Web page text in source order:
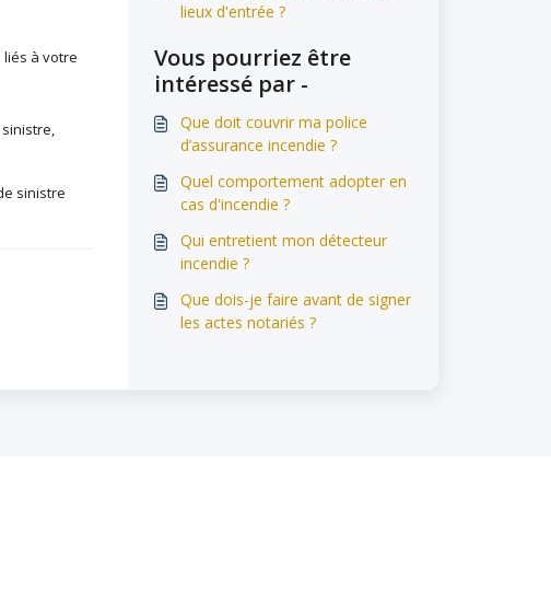
à votre
sinistre
lieux d'entrée ?
Vous pourriez être
intéressé par -
Que doit couvrir ma police
d’assurance incendie ?
Quel comportement adopter en
cas d'incendie ?
Qui entretient mon détecteur
incendie ?
Que dois-je faire avant de signer
les actes notariés ?